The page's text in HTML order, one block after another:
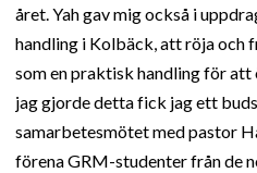
året. Yah gav mig också i
handling i Kolbäck, att röja och
som en praktisk handling för att
jag gjorde detta fick jag ett
samarbetesmötet med pastor
förena GRM-studenter från de